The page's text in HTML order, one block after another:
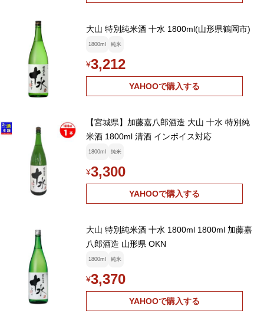
大山 特別純米酒 十水 1800ml(山形県鶴岡市)
1800ml 純米
¥3,212
YAHOOで購入する
【宮城県】加藤嘉八郎酒造 大山 十水 特別純
米酒 1800ml 清酒 インボイス対応
1800ml 純米
¥3,300
YAHOOで購入する
大山 特別純米酒 十水 1800ml 1800ml 加藤嘉
八郎酒造 山形県 OKN
1800ml 純米
¥3,370
YAHOOで購入する